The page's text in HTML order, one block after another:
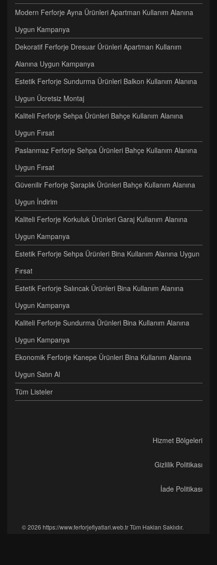
Modern Ferforje Ayna Ürünleri Apartman Kullanım Alanına
Uygun Kampanya
Dekoratif Ferforje Dresuar Ürünleri Apartman Kullanım
Alanına Uygun Kampanya
Estetik Ferforje Sundurma Ürünleri Balkon Kullanım Alanına
Uygun Ücretsiz Montaj
Kaliteli Ferforje Sehpa Ürünleri Bahçe Kullanım Alanına
Uygun Fırsat
Paslanmaz Ferforje Sehpa Ürünleri Bahçe Kullanım Alanına
Uygun Fırsat
Güvenilir Ferforje Şaraplık Ürünleri Bahçe Kullanım Alanına
Uygun İndirim
Kaliteli Ferforje Korkuluk Ürünleri Garaj Kullanım Alanına
Uygun Kampanya
Estetik Ferforje Sehpa Ürünleri Bina Kullanım Alanına Uygun
Fırsat
Estetik Ferforje Salıncak Ürünleri Bina Kullanım Alanına
Uygun Kampanya
Kaliteli Ferforje Sundurma Ürünleri Bina Kullanım Alanına
Uygun Kampanya
Ekonomik Ferforje Kanepe Ürünleri Bina Kullanım Alanına
Uygun Satın Al
Tüm Listeler
Hizmet Bölgeleri
Gizlilik Politikası
İade Politikası
© 2026 https://www.ferforjefiyatlari.web.tr Tüm Hakları Saklıdır.